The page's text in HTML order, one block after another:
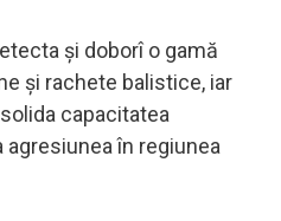
şi doborî o gamă
şi rachete balistice, iar
capacitatea
agresiunea în regiunea